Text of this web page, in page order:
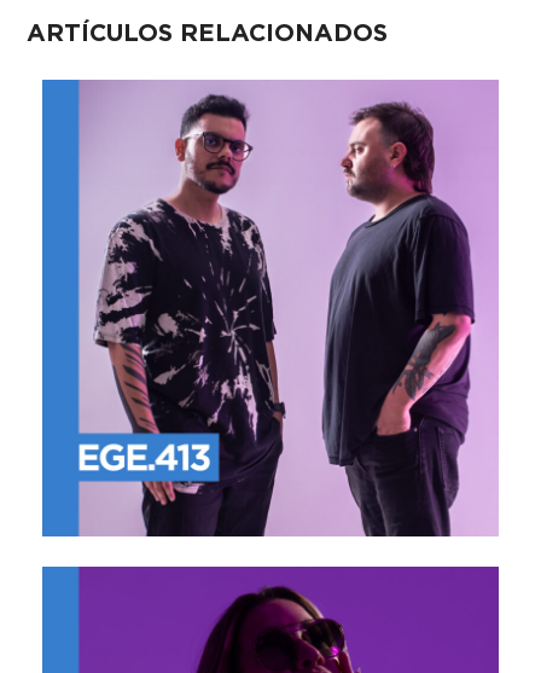
ARTÍCULOS RELACIONADOS